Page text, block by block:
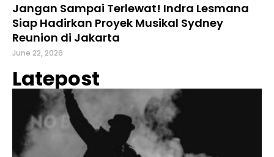
Jangan Sampai Terlewat! Indra Lesmana
Siap Hadirkan Proyek Musikal Sydney
Reunion di Jakarta
June 22, 2026
Latepost